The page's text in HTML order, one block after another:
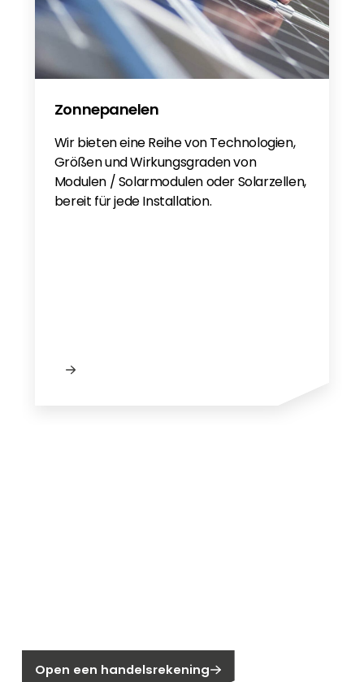
Solis EverCore 100-261kWh EN
Solis S6 EH3P(29.9-60)K-H-21A - DE
Solis S6 EH3P (29.9-60)K-H-21A - EN
Zonnepanelen
Wir bieten eine Reihe von Technologien,
Größen und Wirkungsgraden von
Modulen / Solarmodulen oder Solarzellen,
bereit für jede Installation.
Open een handelsrekening